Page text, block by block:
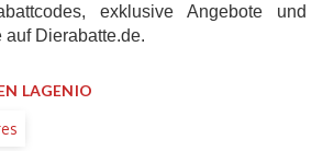
exklusive Angebote und
Dierabatte.de.
LAGENIO